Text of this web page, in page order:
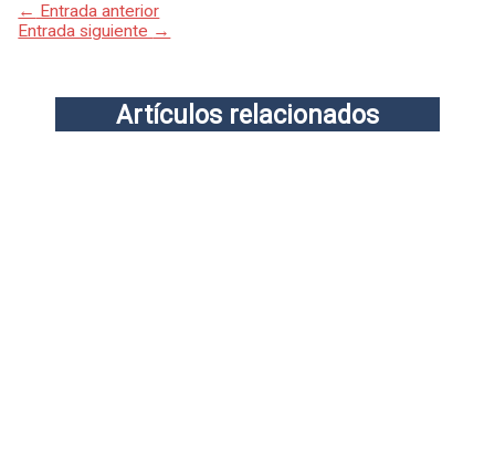
← Entrada anterior
Entrada siguiente →
Artículos relacionados